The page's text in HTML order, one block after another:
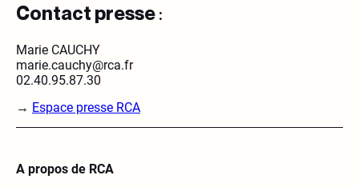
Contact presse:
Marie CAUCHY
marie.cauchy@rca.fr
02.40.95.87.30
→ Espace presse RCA
A propos de RCA